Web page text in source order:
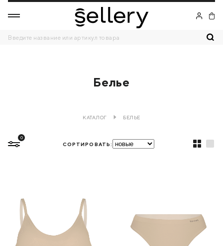
Белье
КАТАЛОГ БЕЛЬЕ
0
СОРТИРОВАТЬ: